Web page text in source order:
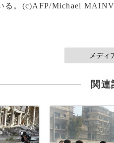
る。(c)AFP/Michael
メディ
関連